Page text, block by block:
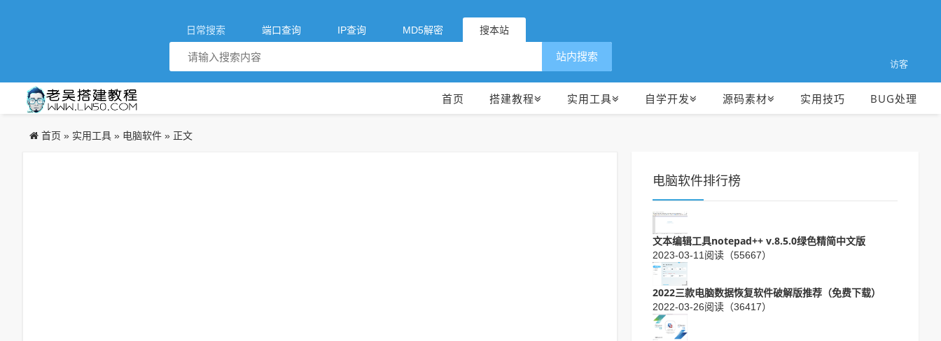
日常搜索 端口查询 IP查询 MD5解密 搜本站
访客
站内搜索
首页 搭建教程 实用工具 自学开发 源码素材 实用技巧 BUG处理
首页 » 实用工具 » 电脑软件 » 正文
电脑软件排行榜
文本编辑工具notepad++ v.8.5.0绿色精简中文版
2023-03-11 阅读（55667）
2022三款电脑数据恢复软件破解版推荐（免费下载）
2022-03-26阅读（36417）